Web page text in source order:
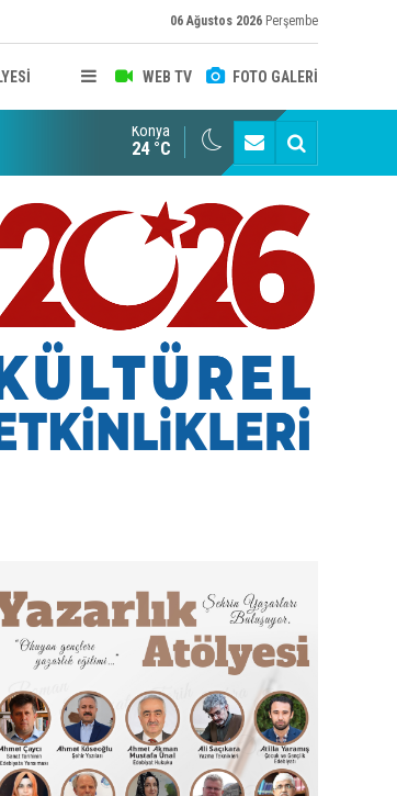
06 Ağustos 2026 Perşembe
WEB TV FOTO GALERİ
FOTOĞRAF DOLU BİR GÜN GERÇEKLEŞTİ
Konya
24 °C